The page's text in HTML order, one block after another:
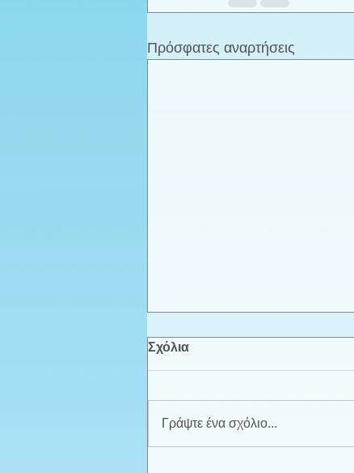
Πρόσφατες αναρτήσεις
Σχόλια
Γράψτε ένα σχόλιο...